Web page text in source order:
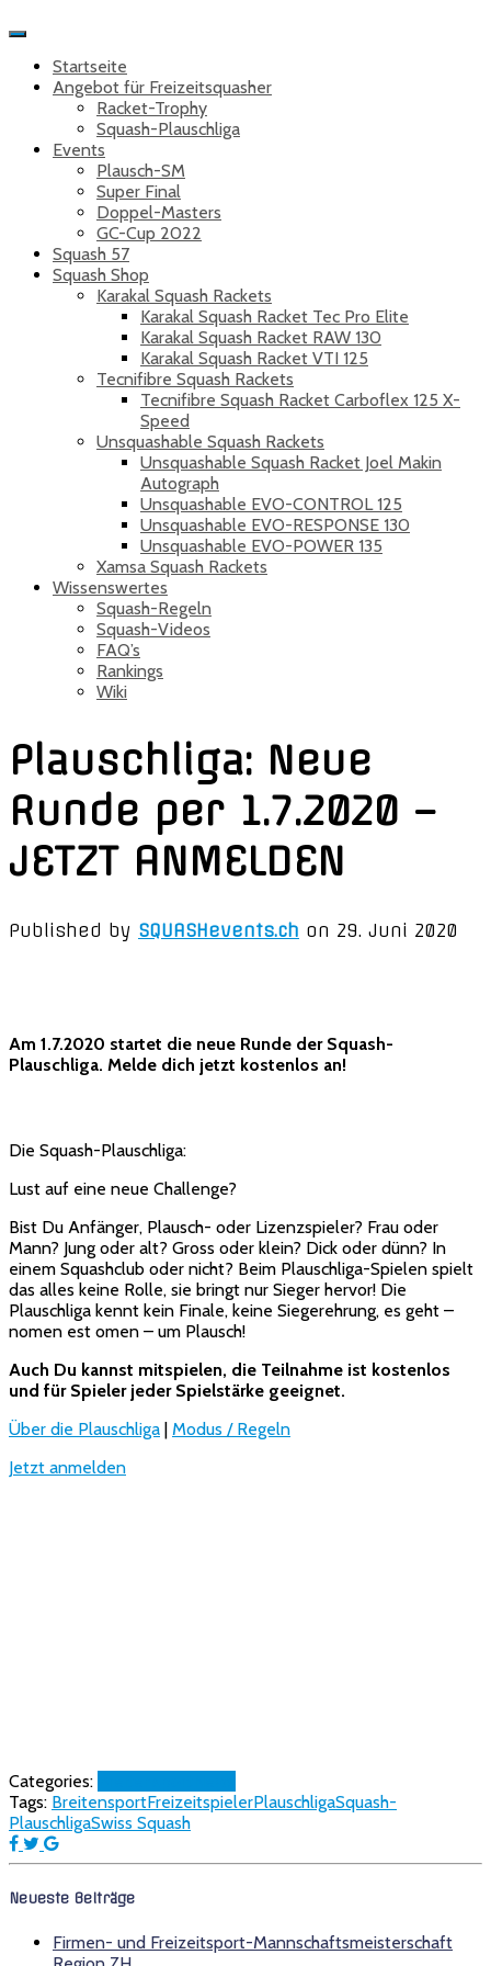
Toggle
NavigationStartseite
Angebot für Freizeitsquasher
Racket-Trophy
Squash-Plauschliga
Events
Plausch-SM
Super Final
Doppel-Masters
GC-Cup 2022
Squash 57
Squash Shop
Karakal Squash Rackets
Karakal Squash Racket Tec Pro Elite
Karakal Squash Racket RAW 130
Karakal Squash Racket VTI 125
Tecnifibre Squash Rackets
Tecnifibre Squash Racket Carboflex 125 X-
Speed
Unsquashable Squash Rackets
Unsquashable Squash Racket Joel Makin
Autograph
Unsquashable EVO-CONTROL 125
Unsquashable EVO-RESPONSE 130
Unsquashable EVO-POWER 135
Xamsa Squash Rackets
Wissenswertes
Squash-Regeln
Squash-Videos
FAQ’s
Rankings
Wiki
Plauschliga: Neue
Runde per 1.7.2020 –
JETZT ANMELDEN
Published by SQUASHevents.ch on 29. Juni 2020
Am 1.7.2020 startet die neue Runde der Squash-
Plauschliga. Melde dich jetzt kostenlos an!
Die Squash-Plauschliga:
Lust auf eine neue Challenge?
Bist Du Anfänger, Plausch- oder Lizenzspieler? Frau oder
Mann? Jung oder alt? Gross oder klein? Dick oder dünn? In
einem Squashclub oder nicht? Beim Plauschliga-Spielen spielt
das alles keine Rolle, sie bringt nur Sieger hervor! Die
Plauschliga kennt kein Finale, keine Siegerehrung, es geht –
nomen est omen – um Plausch!
Auch Du kannst mitspielen, die Teilnahme ist kostenlos
und für Spieler jeder Spielstärke geeignet.
Über die Plauschliga | Modus / Regeln
Jetzt anmelden
Categories:
Tags: BreitensportFreizeitspielerPlauschligaSquash-
PlauschligaSwiss Squash
Neueste Beiträge
Firmen- und Freizeitsport-Mannschaftsmeisterschaft